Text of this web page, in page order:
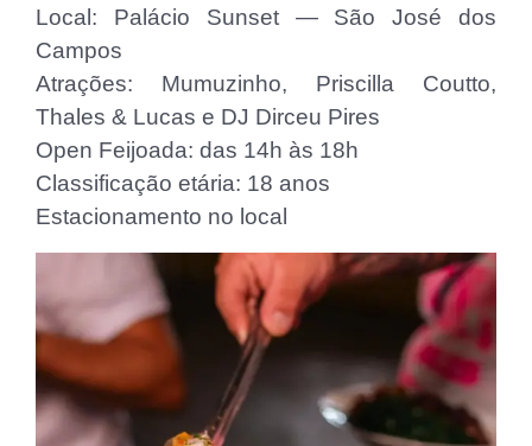
Local: Palácio Sunset — São José dos
Campos
Atrações: Mumuzinho, Priscilla Coutto,
Thales & Lucas e DJ Dirceu Pires
Open Feijoada: das 14h às 18h
Classificação etária: 18 anos
Estacionamento no local